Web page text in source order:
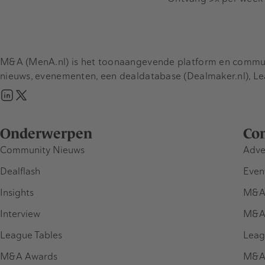
Onderwerpen
Community Nieuws
Dealflash
Insights
Interview
League Tables
M&A Awards
M&A (MenA.nl) is het toonaangevende platform en
nieuws, evenementen, een dealdatabase (Dealmaker.nl),